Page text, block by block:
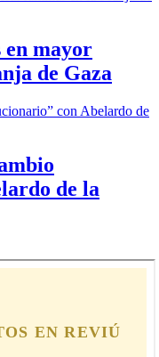
en mayor
de Gaza
de la